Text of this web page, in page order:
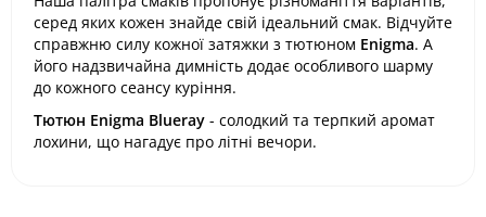
серед яких кожен знайде свій ідеальний смак. Відчуйте
справжню силу кожної затяжки з тютюном Enigma. А
його надзвичайна димність додає особливого шарму
до кожного сеансу куріння.
Тютюн Enigma Blueray - солодкий та терпкий аромат
лохини, що нагадує про літні вечори.